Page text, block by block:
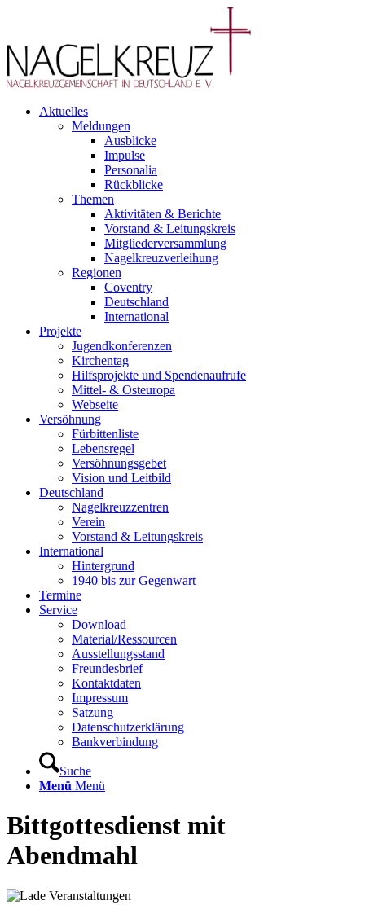
Aktuelles
Meldungen
Ausblicke
Impulse
Personalia
Rückblicke
Themen
Aktivitäten & Berichte
Vorstand & Leitungskreis
Mitgliederversammlung
Nagelkreuzverleihung
Regionen
Coventry
Deutschland
International
Projekte
Jugendkonferenzen
Kirchentag
Hilfsprojekte und Spendenaufrufe
Mittel- & Osteuropa
Webseite
Versöhnung
Fürbittenliste
Lebensregel
Versöhnungsgebet
Vision und Leitbild
Deutschland
Nagelkreuzzentren
Verein
Vorstand & Leitungskreis
International
Hintergrund
1940 bis zur Gegenwart
Termine
Service
Download
Material/Ressourcen
Ausstellungsstand
Freundesbrief
Kontaktdaten
Impressum
Satzung
Datenschutzerklärung
Bankverbindung
Suche
Menü Menü
Bittgottesdienst mit
Abendmahl